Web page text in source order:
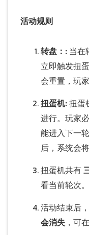
活动规则
转盘：: 当在
立即触发扭
会重置，玩
扭蛋机:扭蛋
进行。玩家
能进入下一
后，系统会
扭蛋机共有
看当前轮次。
活动结束后，
会消失 ，可